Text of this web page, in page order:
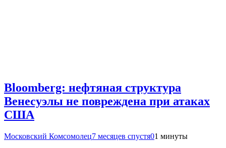
Bloomberg: нефтяная структура
Венесуэлы не повреждена при атаках
США
Московский Комсомолец7 месяцев спустя01 минуты